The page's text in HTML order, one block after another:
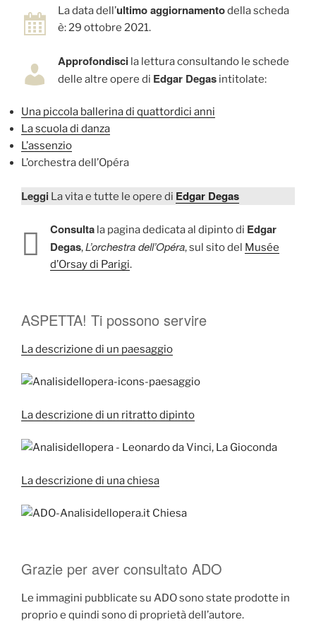
La data dell’ultimo aggiornamentodella scheda
è: 29 ottobre 2021.
Approfondisci la lettura consultando le schede
delle altre opere di Edgar Degas intitolate:
Una piccola ballerina di quattordici anni
La scuola di danza
L’assenzio
L’orchestra dell’Opéra
Leggi La vita e tutte le opere di Edgar Degas
Consulta la pagina dedicata al dipinto di Edgar
Degas,L’orchestra dell’Opéra, sul sito del Musée
d’Orsay di Parigi.
ASPETTA! Ti possono servire
La descrizione di un paesaggio
La descrizione di un ritratto dipinto
La descrizione di una chiesa
Grazie per aver consultato ADO
Le immagini pubblicate su ADO sono state prodotte in
proprio e quindi sono di proprietà dell’autore.